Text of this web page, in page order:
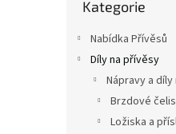
kategorie
Kategorie
Nabídka Přívěsů
Díly na přívěsy
Nápravy a
Brzdové
Ložiska a